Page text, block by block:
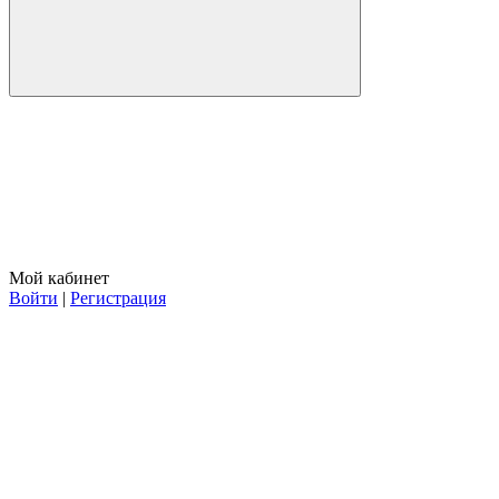
Мой кабинет
Войти | Регистрация